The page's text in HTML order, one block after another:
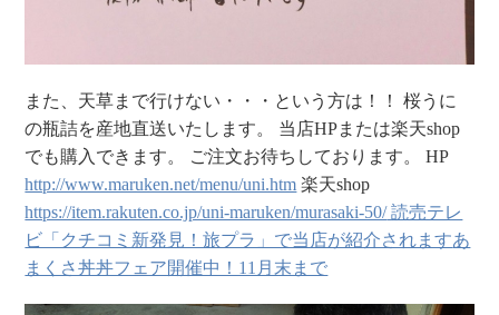
また、天草まで行けない・・・という方は！！
桜うに
の瓶詰を産地直送いたします。
当店HPまたは楽天shop
でも購入できます。
ご注文お待ちしております。
HP
http://www.maruken.net/menu/uni.htm 楽天shop
https://item.rakuten.co.jp/uni-maruken/murasaki-50/ 読売テレ
ビ「クチコミ新発見！旅プラ」で当店が紹介されますあ
まくさ丼丼フェア開催中！11月末まで